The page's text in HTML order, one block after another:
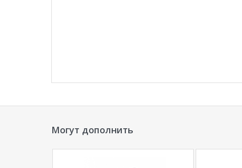
Могут дополнить